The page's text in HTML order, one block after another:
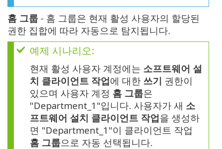
홈 그룹 - 홈 그룹은 현재 활성 사용자의 할당된
권한 집합에 따라 자동으로 탐지됩니다.
예제 시나리오:
현재 활성 사용자 계정에는 소프트웨어 설
치 클라이언트 작업에 대한 쓰기 권한이
있으며 사용자 계정 홈 그룹은
"Department_1"입니다. 사용자가 새 소
프트웨어 설치 클라이언트 작업을 생성하
면 "Department_1"이 클라이언트 작업
홈 그룹으로 자동 선택됩니다.